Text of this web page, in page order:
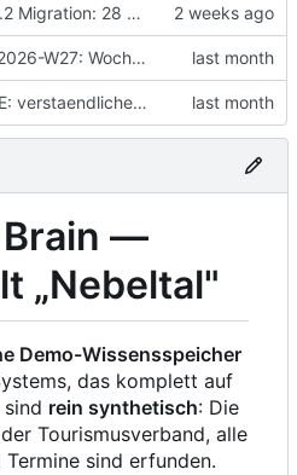
OKF v0.2 Migration: 28 Konzepte + root index (Trust-Signale)
digest-2026-W27: Wochendigest 2026-W27
README: verstaendliche Funktionserklaerung (8 Schritte)
Brain —
„Nebeltal"
Demo-Wissensspeicher
das komplett auf
rein synthetisch: Die
Tourismusverband, alle
Termine sind erfunden.